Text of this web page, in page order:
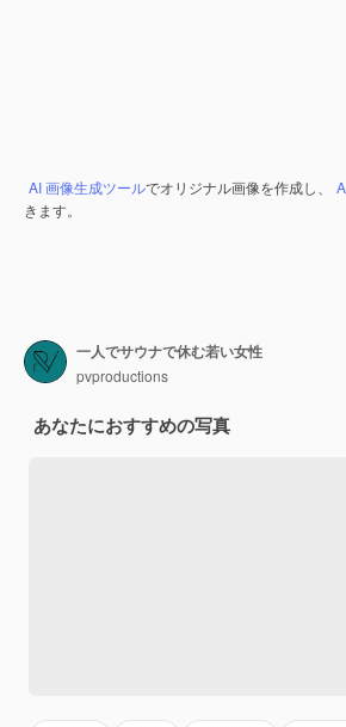
AI 画像生成ツールでオリジナル画像を作成し、
きます。
一人でサウナで休む若い女性
pvproductions
あなたにおすすめの写真